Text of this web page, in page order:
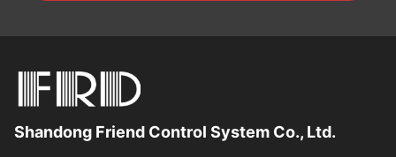
Shandong Friend Control System Co., Ltd.